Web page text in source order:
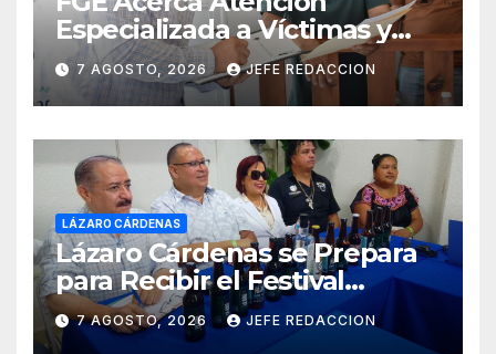
Especializada a Víctimas y
Ciudadanía de Coalcomán
7 AGOSTO, 2026 JEFE REDACCION
LÁZARO CÁRDENAS
Lázaro Cárdenas se Prepara
para Recibir el Festival
Internacional de la Cerveza
Costa de Michoacán 2026
7 AGOSTO, 2026 JEFE REDACCION